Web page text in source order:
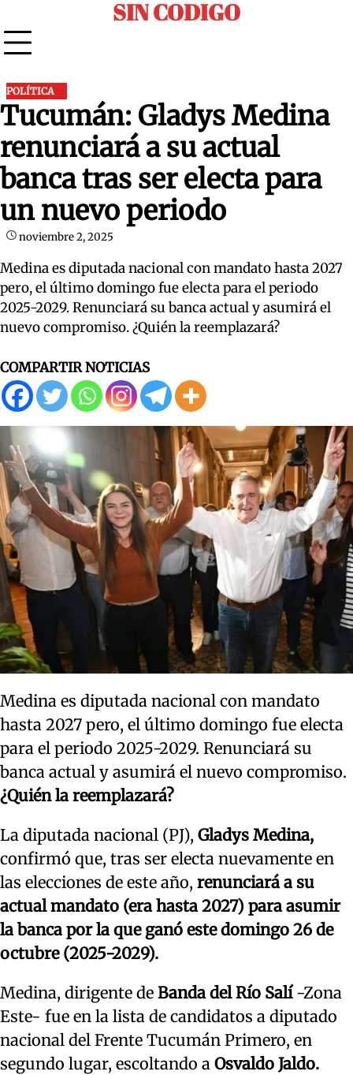
to
content
SIN CODIGO
POLÍTICA
Tucumán: Gladys Medina
renunciará a su actual
banca tras ser electa para
un nuevo periodo
noviembre 2, 2025
Medina es diputada nacional con mandato hasta 2027
pero, el último domingo fue electa para el periodo
2025-2029. Renunciará su banca actual y asumirá el
nuevo compromiso. ¿Quién la reemplazará?
COMPARTIR NOTICIAS
Medina es diputada nacional con mandato
hasta 2027 pero, el último domingo fue electa
para el periodo 2025-2029. Renunciará su
banca actual y asumirá el nuevo compromiso.
¿Quién la reemplazará?
La diputada nacional (PJ), Gladys Medina,
confirmó que, tras ser electa nuevamente en
las elecciones de este año, renunciará a su
actual mandato (era hasta 2027) para asumir
la banca por la que ganó este domingo 26 de
octubre (2025-2029).
Medina, dirigente de Banda del Río Salí-Zona
Este- fue en la lista de candidatos a diputado
nacional del Frente Tucumán Primero, en
segundo lugar, escoltando a Osvaldo Jaldo.